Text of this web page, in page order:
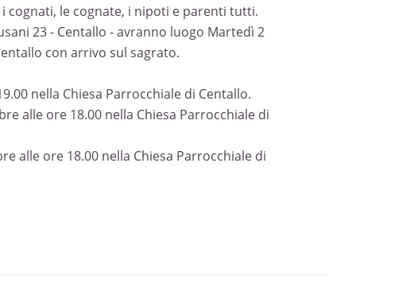
cognati, le cognate, i nipoti e parenti tutti.
23 - Centallo - avranno luogo Martedì 2
con arrivo sul sagrato.
nella Chiesa Parrocchiale di Centallo.
alle ore 18.00 nella Chiesa Parrocchiale di
alle ore 18.00 nella Chiesa Parrocchiale di